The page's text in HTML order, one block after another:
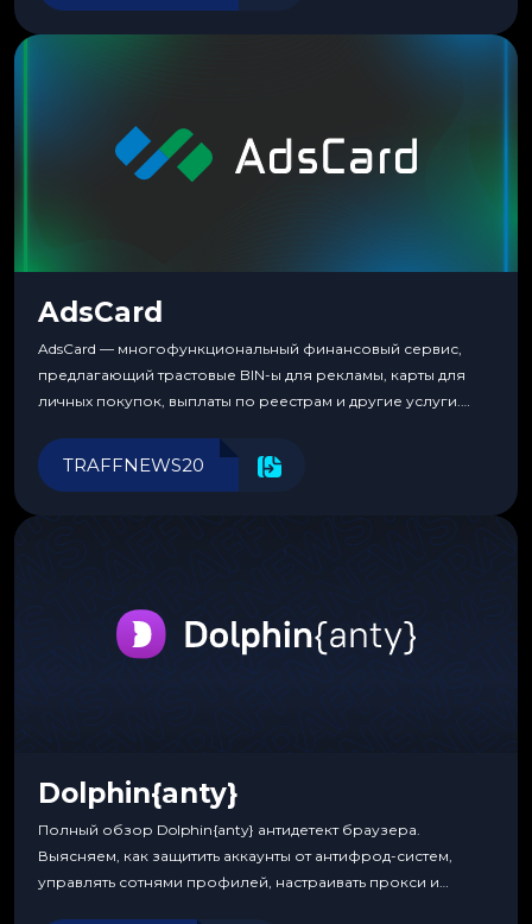
AdsCard
AdsCard — многофункциональный финансовый сервис,
предлагающий трастовые BIN-ы для рекламы, карты для
личных покупок, выплаты по реестрам и другие услуги.
инструменты для управления финансами.
TRAFFNEWS20
Dolphin{anty}
Полный обзор Dolphin{anty} антидетект браузера.
Выясняем, как защитить аккаунты от антифрод-систем,
управлять сотнями профилей, настраивать прокси и